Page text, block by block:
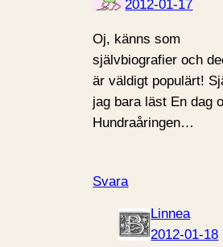
2012-01-17
Oj, känns som
självbiografier och
är väldigt populärt!
jag bara läst En dag
Hundraåringen…
Svara
Linnea
2012-01-18